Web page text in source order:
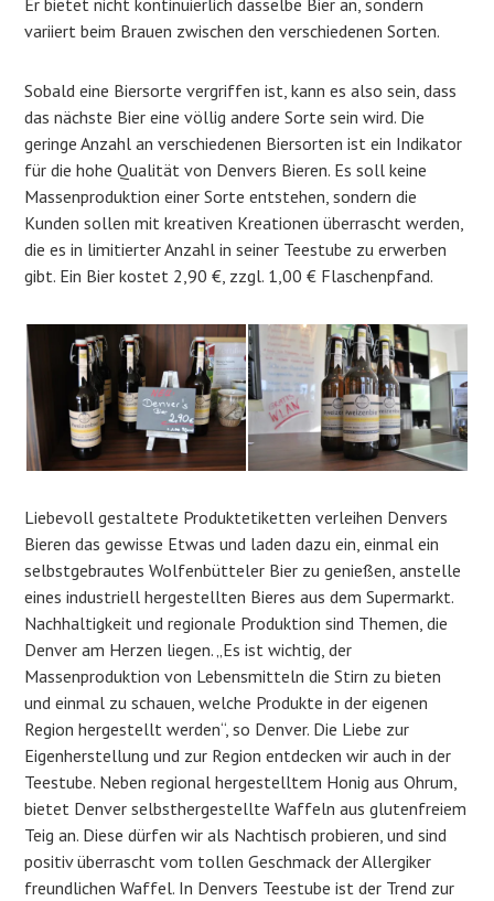
variiert beim Brauen zwischen den verschiedenen Sorten.
Sobald eine Biersorte vergriffen ist, kann es also sein, dass
das nächste Bier eine völlig andere Sorte sein wird. Die
geringe Anzahl an verschiedenen Biersorten ist ein Indikator
für die hohe Qualität von Denvers Bieren. Es soll keine
Massenproduktion einer Sorte entstehen, sondern die
Kunden sollen mit kreativen Kreationen überrascht werden,
die es in limitierter Anzahl in seiner Teestube zu erwerben
gibt. Ein Bier kostet 2,90 €, zzgl. 1,00 € Flaschenpfand.
Liebevoll gestaltete Produktetiketten verleihen Denvers
Bieren das gewisse Etwas und laden dazu ein, einmal ein
selbstgebrautes Wolfenbütteler Bier zu genießen, anstelle
eines industriell hergestellten Bieres aus dem Supermarkt.
Nachhaltigkeit und regionale Produktion sind Themen, die
Denver am Herzen liegen. „Es ist wichtig, der
Massenproduktion von Lebensmitteln die Stirn zu bieten
und einmal zu schauen, welche Produkte in der eigenen
Region hergestellt werden“, so Denver. Die Liebe zur
Eigenherstellung und zur Region entdecken wir auch in der
Teestube. Neben regional hergestelltem Honig aus Ohrum,
bietet Denver selbsthergestellte Waffeln aus glutenfreiem
Teig an. Diese dürfen wir als Nachtisch probieren, und sind
positiv überrascht vom tollen Geschmack der Allergiker
freundlichen Waffel. In Denvers Teestube ist der Trend zur